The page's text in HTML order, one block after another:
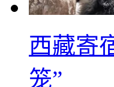
西藏寄
笼”